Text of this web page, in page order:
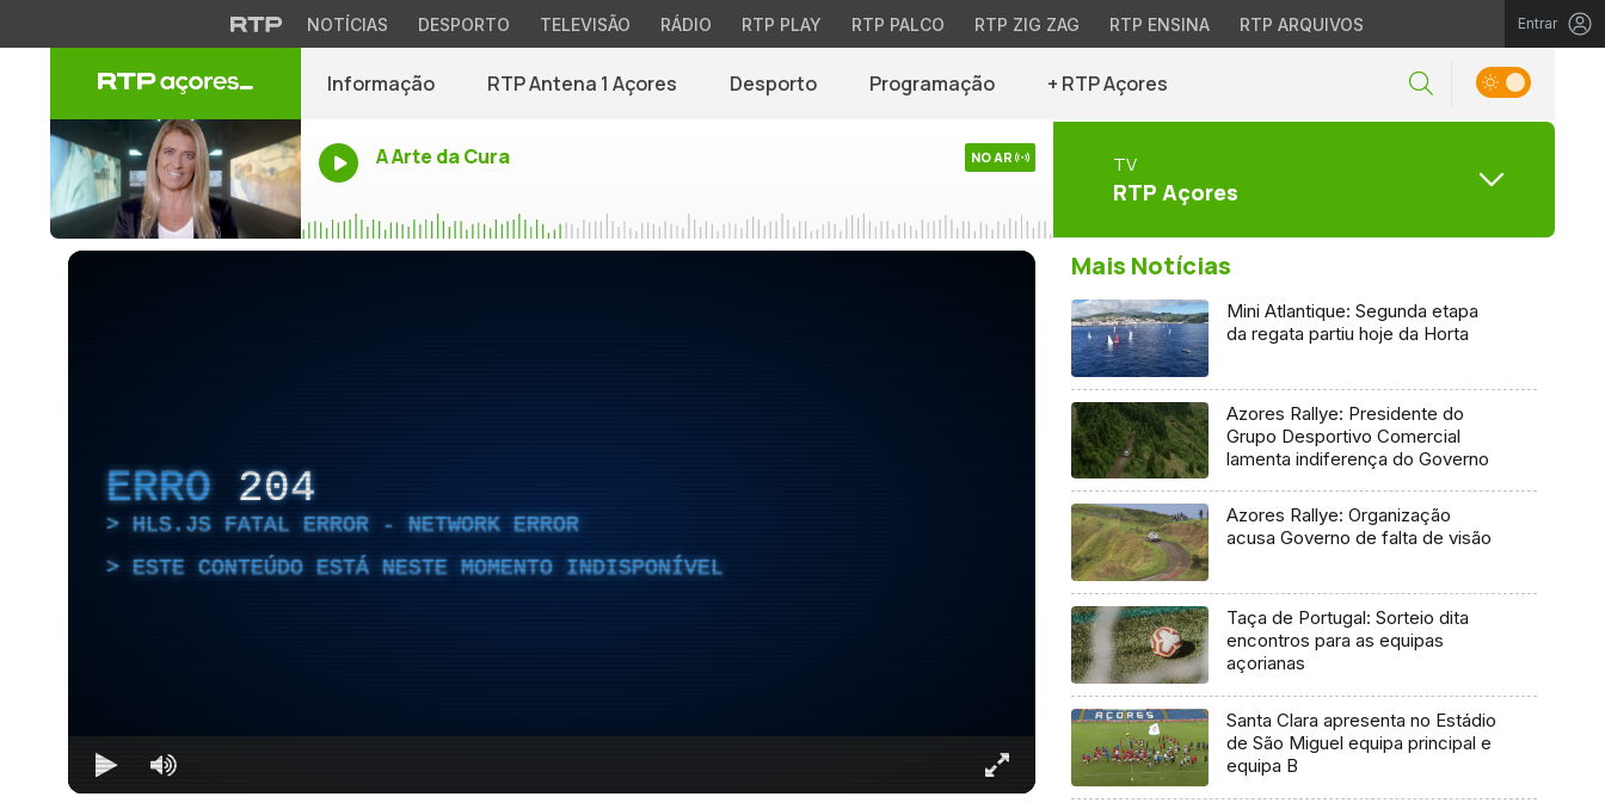
NOTÍCIAS DESPORTO TELEVISÃO RÁDIO RTP PLAY RTP PALCO RTP ZIG ZAG RTP ENSINA RTP ARQUIVOS Entrar
Informação RTP Antena 1 Açores Desporto Programação + RTP Açores
A Arte da Cura NO AR TV
RTP Açores
ERRO 204
HLS.JS FATAL ERROR - NETWORK ERROR
ESTE CONTEÚDO ESTÁ NESTE MOMENTO INDISPONÍVEL
Mais Notícias
Mini Atlantique: Segunda etapa
da regata partiu hoje da Horta
Azores Rallye: Presidente do
Grupo Desportivo Comercial
lamenta indiferença do Governo
Azores Rallye: Organização
acusa Governo de falta de visão
Taça de Portugal: Sorteio dita
encontros para as equipas
açorianas
Santa Clara apresenta no Estádio
de São Miguel equipa principal e
equipa B